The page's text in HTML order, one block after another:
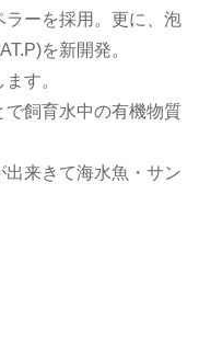
ーを採用。更に、泡
を新開発。
す。
飼育水中の有機物質
来きて海水魚・サン